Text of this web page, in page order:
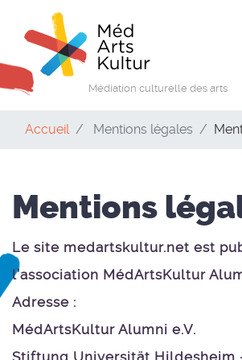
Médiation culturelle des arts
Accueil Mentions légales
Mentions
Le site medartskultur.net est
l’association MédArtsKultur
Adresse :
MédArtsKultur Alumni e.V.
Stiftung Universität Hildesheim